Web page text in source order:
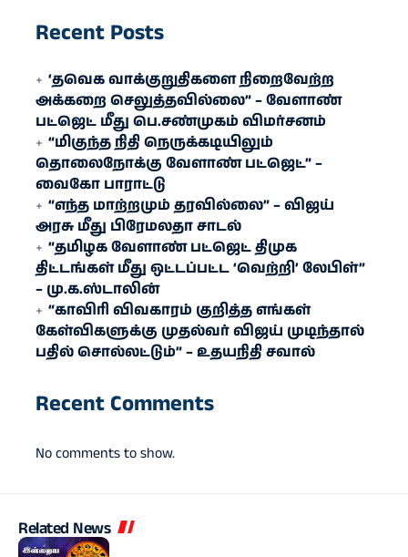
Recent Posts
‘தவெக வாக்குறுதிகளை நிறைவேற்ற
அக்கறை செலுத்தவில்லை” – வேளாண்
பட்ஜெட் மீது பெ.சண்முகம் விமர்சனம்
“மிகுந்த நிதி நெருக்கடியிலும்
தொலைநோக்கு வேளாண் பட்ஜெட்” –
வைகோ பாராட்டு
“எந்த மாற்றமும் தரவில்லை” – விஜய்
அரசு மீது பிரேமலதா சாடல்
“தமிழக வேளாண் பட்ஜெட் திமுக
திட்டங்கள் மீது ஒட்டப்பட்ட ‘வெற்றி’ லேபிள்”
– மு.க.ஸ்டாலின்
“காவிரி விவகாரம் குறித்த எங்கள்
கேள்விகளுக்கு முதல்வர் விஜய் முடிந்தால்
பதில் சொல்லட்டும்” – உதயநிதி சவால்
Recent Comments
No comments to show.
Related News
ராசிபலன்